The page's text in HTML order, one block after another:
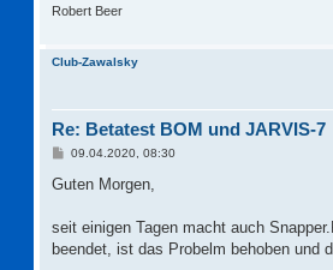
Robert Beer
Club-Zawalsky
Re: Betatest BOM und JARVIS-7
B
i
a
09.04.2020, 08:30
Guten Morgen,
seit einigen Tagen macht auch
beendet, ist das Probelm behoben und